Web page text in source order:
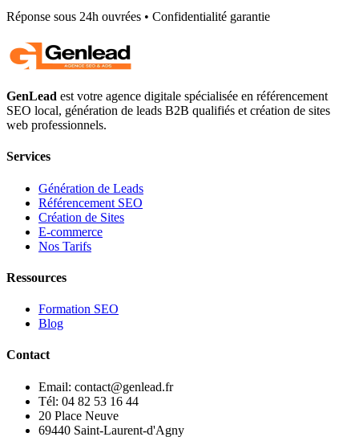
Réponse sous 24h ouvrées • Confidentialité garantie
GenLead est votre agence digitale spécialisée en référencement
SEO local, génération de leads B2B qualifiés et création de sites
web professionnels.
Services
Génération de Leads
Référencement SEO
Création de Sites
E-commerce
Nos Tarifs
Ressources
Formation SEO
Blog
Contact
Email: contact@genlead.fr
Tél: 04 82 53 16 44
20 Place Neuve
69440 Saint-Laurent-d'Agny